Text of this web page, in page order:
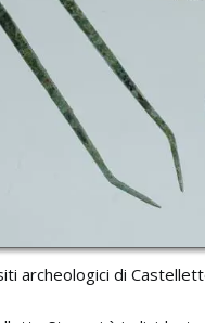
archeologici di